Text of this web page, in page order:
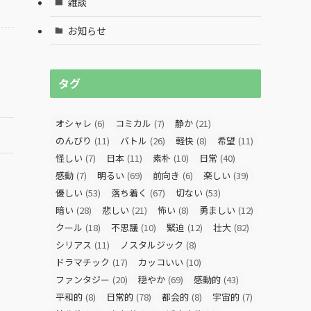
お知らせ
タグ
オシャレ (6) コミカル (7) 静か (21)
のんびり (11) バトル (26) 軽快 (8) 希望 (11)
怪しい (7) 日本 (11) 素朴 (10) 日常 (40)
感動 (7) 明るい (69) 前向き (6) 楽しい (39)
優しい (53) 落ち着く (67) 切ない (53)
暗い (28) 悲しい (21) 怖い (8) 勇ましい (12)
クール (18) 不思議 (10) 緊迫 (12) 壮大 (82)
シリアス (11) ノスタルジック (8)
ドラマチック (17) カッコいい (10)
ファンタジー (20) 穏やか (69) 感動的 (43)
平和的 (8) 日常的 (78) 都会的 (8) 宇宙的 (7)